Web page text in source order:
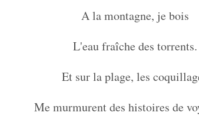
A la montagne, je bois
L'eau fraîche des torrents.
Et sur la plage, les
Me murmurent des histoires de